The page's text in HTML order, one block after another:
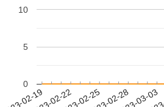
0
5
10